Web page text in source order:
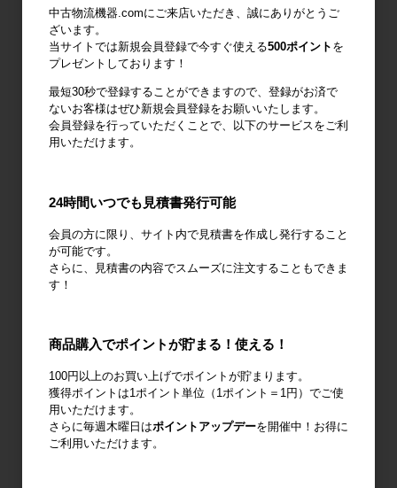
トスロープ
台車・手押し
台車
リフター・ハ
コンテナ・オ
作業台
機
ノーパンクタ
イヤ
作業環境改善 廃棄物減容機
中古物流機器.comにご来店いただき、誠にありがとうご
ざいます。
当サイトでは新規会員登録で今すぐ使える500ポイント を
プレゼントしております！
最短30秒で登録することができますので、登録がお済で
ないお客様はぜひ新規会員登録をお願いいたします。
会員登録を行っていただくことで、以下のサービスをご利
用いただけます。
24時間いつでも見積書発行可能
会員の方に限り、サイト内で見積書を作成し発行すること
が可能です。
さらに、見積書の内容でスムーズに注文することもできま
す！
商品購入でポイントが貯まる！使える！
100円以上のお買い上げでポイントが貯まります。
獲得ポイントは1ポイント単位（1ポイント＝1円）でご使
用いただけます。
さらに毎週木曜日はポイントアップデーを開催中！お得に
ご利用いただけます。